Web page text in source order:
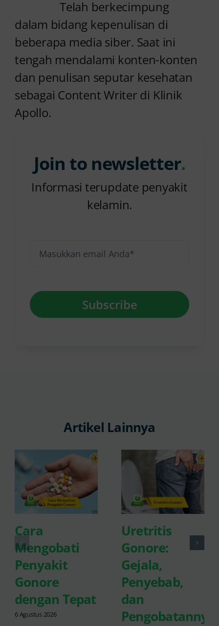
Join to newsletter.
Informasi terupdate penyakit
kelamin.
Subscribe
Telah berkecimpung
dalam bidang kepenulisan di
beberapa media siber. Saat ini
tengah mendalami konten-konten
dan penulisan seputar kesehatan
sebagai Content Writer di Klinik
Apollo.
Artikel Lainnya
Cara
Mengobati
Penyakit
Gonore
dengan Tepat
6 Agustus 2026
Uretritis
Gonore:
Gejala,
Penyebab,
dan
Pengobatannya